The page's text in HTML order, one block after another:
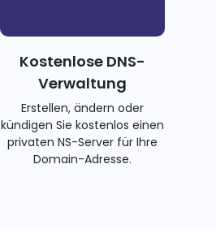
Kostenlose DNS-
Verwaltung
Erstellen, ändern oder
kündigen Sie kostenlos einen
privaten NS-Server für Ihre
Domain-Adresse.